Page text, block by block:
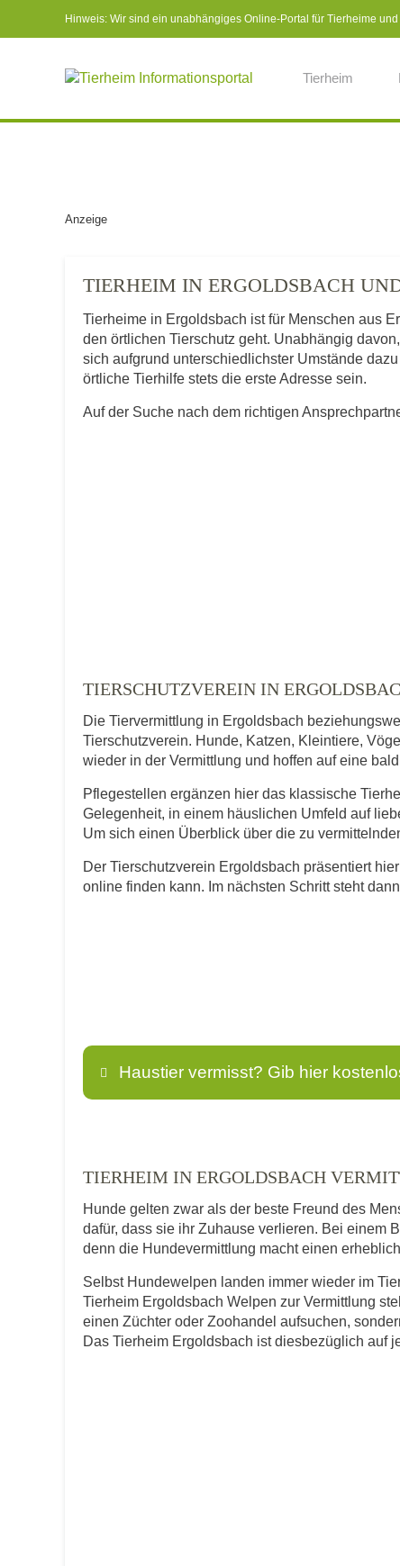
Hinweis: Wir sind ein unabhängiges Online-Portal für Tierheime
Tierheim
Anzeige
TIERHEIM IN ERGOLDSBACH
Tierheime in Ergoldsbach ist für Menschen aus
den örtlichen Tierschutz geht. Unabhängig
sich aufgrund unterschiedlichster Umstände
örtliche Tierhilfe stets die erste Adresse sein.
Auf der Suche nach dem richtigen
TIERSCHUTZVEREIN IN
Die Tiervermittlung in Ergoldsbach
Tierschutzverein. Hunde, Katzen, Kleintiere,
wieder in der Vermittlung und hoffen auf eine
Pflegestellen ergänzen hier das klassische
Gelegenheit, in einem häuslichen Umfeld auf
Um sich einen Überblick über die zu
Der Tierschutzverein Ergoldsbach präsentiert
online finden kann. Im nächsten Schritt steht
Haustier vermisst? Gib hier
E-Mail*
TIERHEIM IN ERGOLDSBACH
Hunde gelten zwar als der beste Freund des
dafür, dass sie ihr Zuhause verlieren. Bei einem
denn die Hundevermittlung macht einen
Selbst Hundewelpen landen immer wieder im
Tierheim Ergoldsbach Welpen zur Vermittlung
einen Züchter oder Zoohandel aufsuchen,
Das Tierheim Ergoldsbach ist diesbezüglich auf